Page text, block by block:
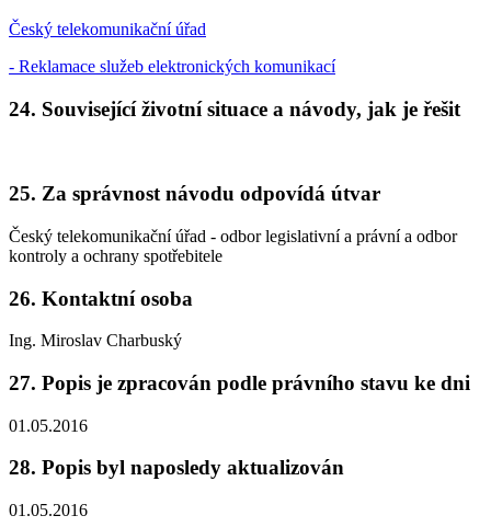
Český telekomunikační úřad
- Reklamace služeb elektronických komunikací
24. Související životní situace a návody, jak je řešit
25. Za správnost návodu odpovídá útvar
Český telekomunikační úřad - odbor legislativní a právní a odbor
kontroly a ochrany spotřebitele
26. Kontaktní osoba
Ing. Miroslav Charbuský
27. Popis je zpracován podle právního stavu ke dni
01.05.2016
28. Popis byl naposledy aktualizován
01.05.2016